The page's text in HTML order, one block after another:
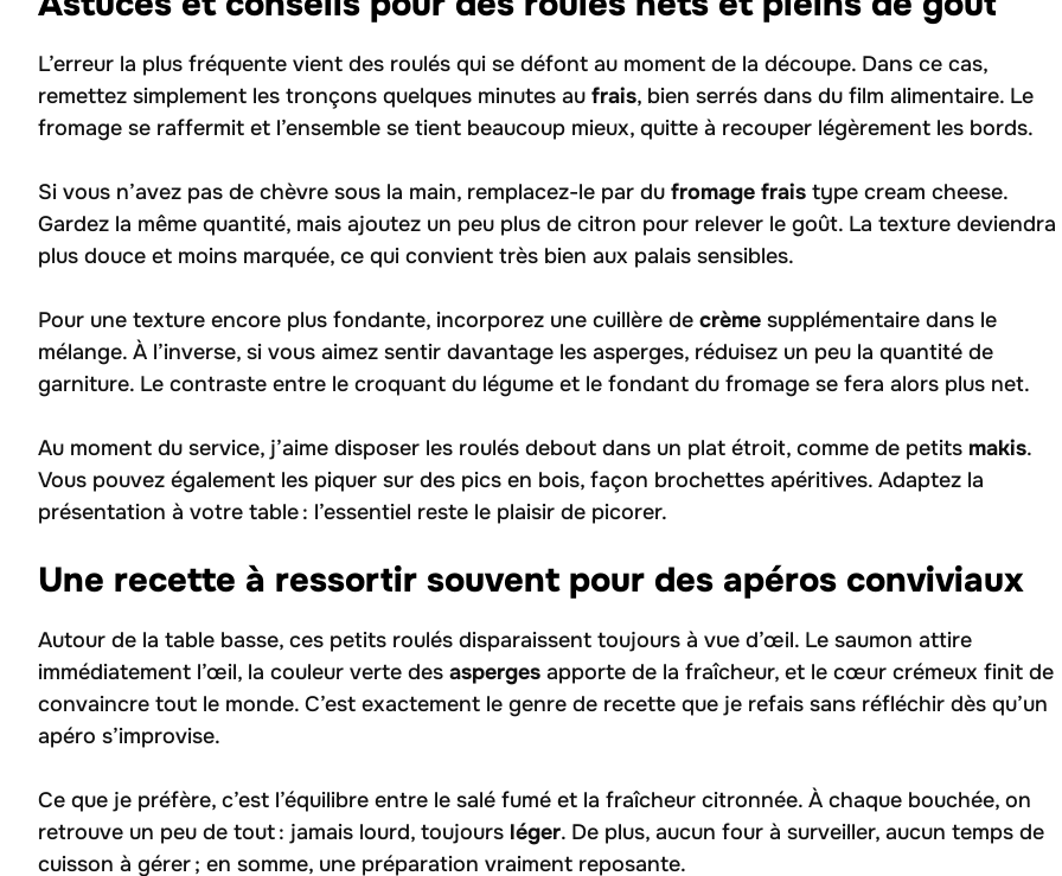
L’erreur la plus fréquente vient des roulés qui se défont au moment de la découpe. Dans ce cas,
remettez simplement les tronçons quelques minutes au frais, bien serrés dans du film alimentaire. Le
fromage se raffermit et l’ensemble se tient beaucoup mieux, quitte à recouper légèrement les bords.
Si vous n’avez pas de chèvre sous la main, remplacez-le par du fromage frais type cream cheese.
Gardez la même quantité, mais ajoutez un peu plus de citron pour relever le goût. La texture deviendra
plus douce et moins marquée, ce qui convient très bien aux palais sensibles.
Pour une texture encore plus fondante, incorporez une cuillère de crème supplémentaire dans le
mélange. À l’inverse, si vous aimez sentir davantage les asperges, réduisez un peu la quantité de
garniture. Le contraste entre le croquant du légume et le fondant du fromage se fera alors plus net.
Au moment du service, j’aime disposer les roulés debout dans un plat étroit, comme de petits makis.
Vous pouvez également les piquer sur des pics en bois, façon brochettes apéritives. Adaptez la
présentation à votre table : l’essentiel reste le plaisir de picorer.
Une recette à ressortir souvent pour des apéros conviviaux
Autour de la table basse, ces petits roulés disparaissent toujours à vue d’œil. Le saumon attire
immédiatement l’œil, la couleur verte des asperges apporte de la fraîcheur, et le cœur crémeux finit de
convaincre tout le monde. C’est exactement le genre de recette que je refais sans réfléchir dès qu’un
apéro s’improvise.
Ce que je préfère, c’est l’équilibre entre le salé fumé et la fraîcheur citronnée. À chaque bouchée, on
retrouve un peu de tout : jamais lourd, toujours léger. De plus, aucun four à surveiller, aucun temps de
cuisson à gérer ; en somme, une préparation vraiment reposante.